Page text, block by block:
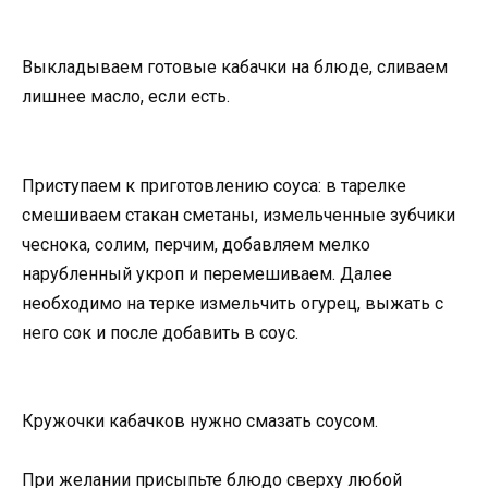
Выкладываем готовые кабачки на блюде, сливаем
лишнее масло, если есть.
Приступаем к приготовлению соуса: в тарелке
смешиваем стакан сметаны, измельченные зубчики
чеснока, солим, перчим, добавляем мелко
нарубленный укроп и перемешиваем. Далее
необходимо на терке измельчить огурец, выжать с
него сок и после добавить в соус.
Кружочки кабачков нужно смазать соусом.
При желании присыпьте блюдо сверху любой